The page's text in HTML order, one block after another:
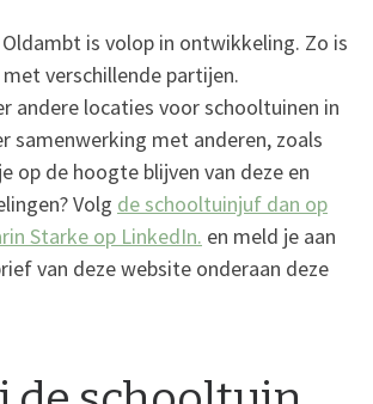
is volop in ontwikkeling. Zo is
verschillende partijen.
andere locaties voor schooltuinen in
samenwerking met anderen, zoals
op de hoogte blijven van deze en
Volg de schooltuinjuf dan op
Starke op LinkedIn. en meld je aan
van deze website onderaan deze